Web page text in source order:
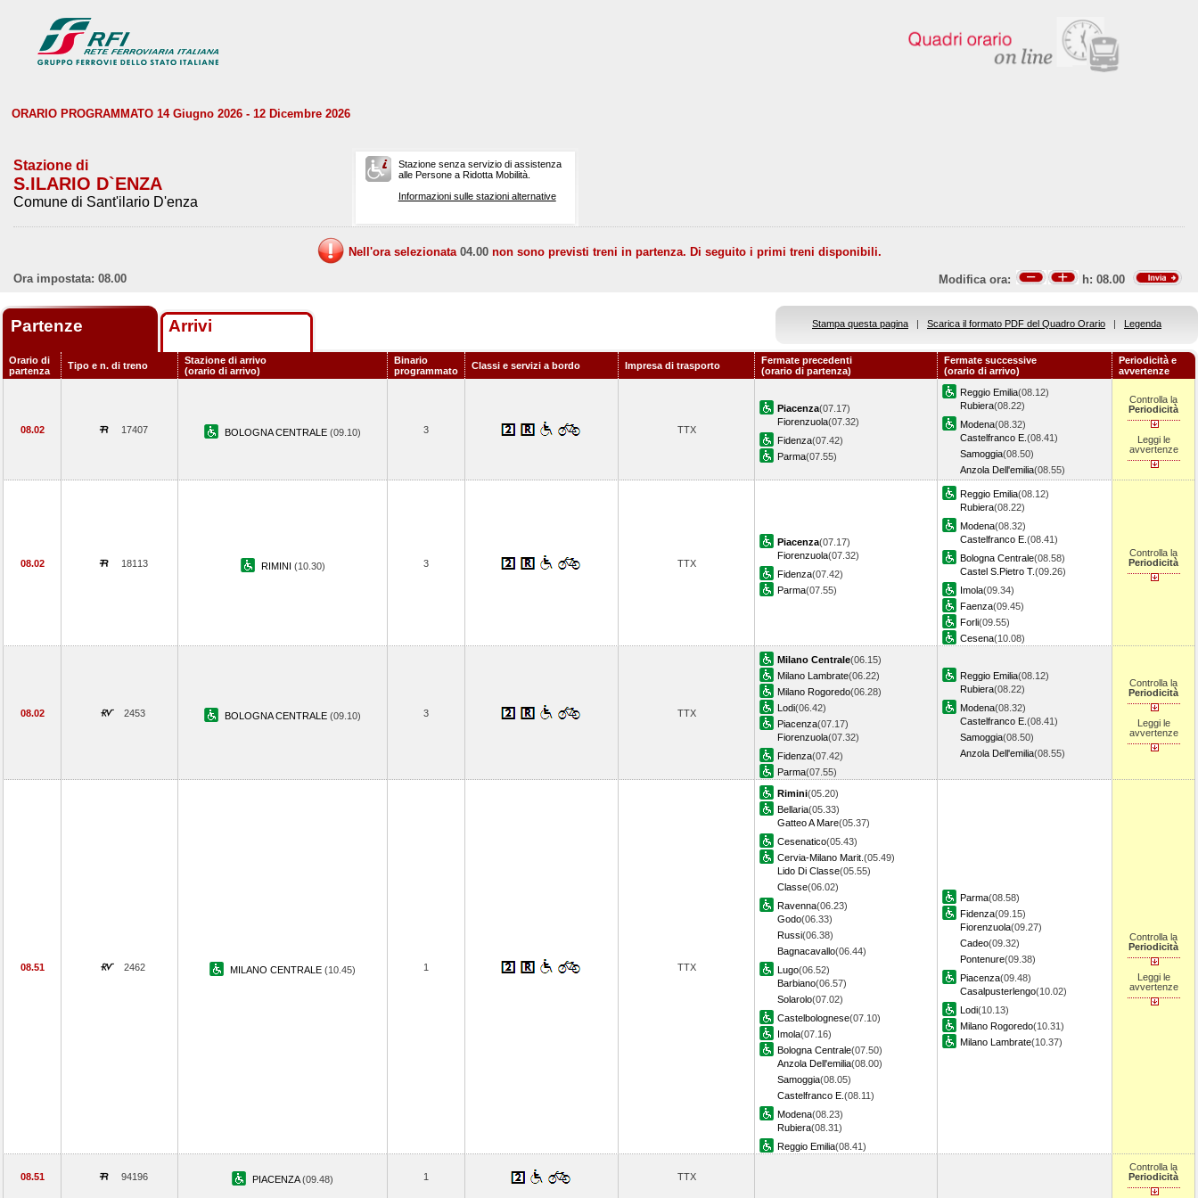
ORARIO PROGRAMMATO 14 Giugno 2026 - 12 Dicembre 2026
Stazione di
S.ILARIO D`ENZA
Comune di Sant'ilario D'enza
Stazione senza servizio di assistenza
alle Persone a Ridotta Mobilità.
Informazioni sulle stazioni alternative
Nell'ora selezionata 04.00 non sono previsti treni in partenza. Di seguito i primi treni disponibili.
Ora impostata: 08.00
Modifica ora: h: 08.00
Partenze Arrivi Stampa questa pagina | Scarica il formato PDF del Quadro Orario | Legenda
Orario di
partenza
Tipo e n. di treno
Stazione di arrivo
(orario di arrivo)
Binario
programmato
Classi e servizi a bordo Impresa di trasporto
Fermate precedenti
(orario di partenza)
Fermate successive
(orario di arrivo)
Periodicità e
avvertenze
08.02 17407 BOLOGNA CENTRALE (09.10) 3 TTX
Piacenza(07.17)
Fiorenzuola(07.32)
Fidenza(07.42)
Parma(07.55)
Reggio Emilia(08.12)
Rubiera(08.22)
Modena(08.32)
Castelfranco E. (08.41)
Samoggia(08.50)
Anzola Dell'emilia(08.55)
Controlla la
Periodicità
Leggi le
avvertenze
08.02 18113 RIMINI (10.30) 3 TTX
Piacenza(07.17)
Fiorenzuola(07.32)
Fidenza(07.42)
Parma(07.55)
Reggio Emilia(08.12)
Rubiera(08.22)
Modena(08.32)
Castelfranco E. (08.41)
Bologna Centrale(08.58)
Castel S.Pietro T.(09.26)
Imola(09.34)
Faenza(09.45)
Forli(09.55)
Cesena(10.08)
Controlla la
Periodicità
08.02 2453 BOLOGNA CENTRALE (09.10) 3 TTX
Milano Centrale(06.15)
Milano Lambrate(06.22)
Milano Rogoredo(06.28)
Lodi(06.42)
Piacenza(07.17)
Fiorenzuola(07.32)
Fidenza(07.42)
Parma(07.55)
Reggio Emilia(08.12)
Rubiera(08.22)
Modena(08.32)
Castelfranco E. (08.41)
Samoggia(08.50)
Anzola Dell'emilia(08.55)
Controlla la
Periodicità
Leggi le
avvertenze
08.51 2462 MILANO CENTRALE (10.45) 1 TTX
Rimini(05.20)
Bellaria(05.33)
Gatteo A Mare(05.37)
Cesenatico(05.43)
Cervia-Milano Marit. (05.49)
Lido Di Classe(05.55)
Classe(06.02)
Ravenna(06.23)
Godo(06.33)
Russi(06.38)
Bagnacavallo(06.44)
Lugo(06.52)
Barbiano(06.57)
Solarolo(07.02)
Castelbolognese(07.10)
Imola(07.16)
Bologna Centrale(07.50)
Anzola Dell'emilia(08.00)
Samoggia(08.05)
Castelfranco E. (08.11)
Modena(08.23)
Rubiera(08.31)
Reggio Emilia(08.41)
Parma(08.58)
Fidenza(09.15)
Fiorenzuola(09.27)
Cadeo(09.32)
Pontenure(09.38)
Piacenza(09.48)
Casalpusterlengo(10.02)
Lodi(10.13)
Milano Rogoredo(10.31)
Milano Lambrate(10.37)
Controlla la
Periodicità
Leggi le
avvertenze
08.51 94196 PIACENZA(09.48) 1 TTX
Controlla la
Periodicità